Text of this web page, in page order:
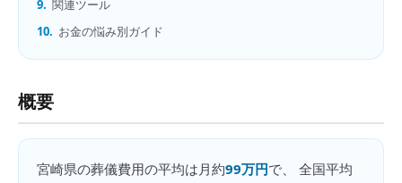
9. 関連ツール
10. お金の悩み別ガイド
概要
宮崎県の葬儀費用の平均は月約99万円で、 全国平均